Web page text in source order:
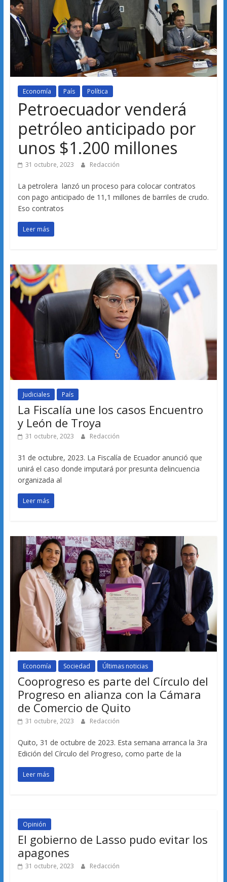
Economía País Política
Petroecuador venderá
petróleo anticipado por
unos $1.200 millones
31 octubre, 2023 Redacción
La petrolera lanzó un proceso para colocar contratos
con pago anticipado de 11,1 millones de barriles de crudo.
Eso contratos
Leer más
Judiciales País
La Fiscalía une los casos Encuentro
y León de Troya
31 octubre, 2023 Redacción
31 de octubre, 2023. La Fiscalía de Ecuador anunció que
unirá el caso donde imputará por presunta delincuencia
organizada al
Leer más
Economía Sociedad Últimas noticias
Cooprogreso es parte del Círculo del
Progreso en alianza con la Cámara
de Comercio de Quito
31 octubre, 2023 Redacción
Quito, 31 de octubre de 2023. Esta semana arranca la 3ra
Edición del Círculo del Progreso, como parte de la
Leer más
Opinión
El gobierno de Lasso pudo evitar los
apagones
31 octubre, 2023 Redacción